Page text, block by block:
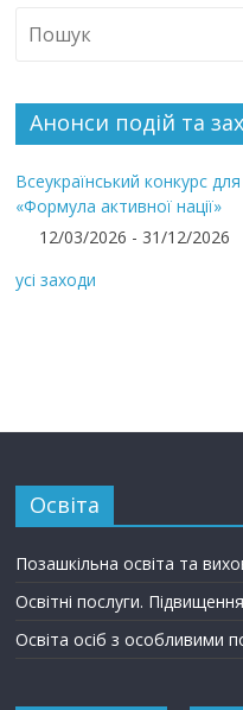
Анонси подій та
Всеукраїнський конкурс
«Формула активної нації»
12/03/2026 - 31/12/2026
усі заходи
Освіта
Позашкільна освіта та
Освітні послуги. Підвищення
Освіта осіб з особливими